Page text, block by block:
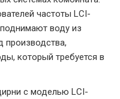
частоты LCI-
воду из
производства,
который требуется в
с моделью LCI-